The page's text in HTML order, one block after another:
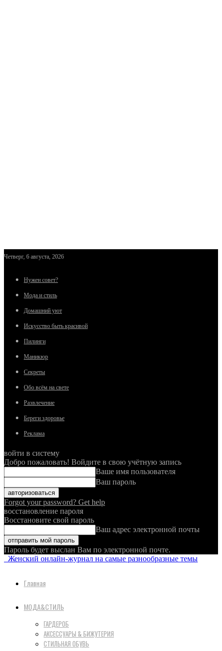
Четверг, 6 августа, 2026
Нужен совет?
Мода и стиль
Домашний уют
Искусство быть красивой
Пилинги
Маникюр
Секреты
Обо всём на свете
Развлечение
Береги здоровье
Реклама
войти в систему
Добро пожаловать! Войдите в свою учётную запись
Ваше имя пользователя
Ваш пароль
Forgot your password? Get help
восстановление пароля
Восстановите свой пароль
Ваш адрес электронной почты
Пароль будет выслан Вам по электронной почте.
Женский онлайн-журнал на самые разнообразные темы
Главная
МОДА&СТИЛЬ
ГАРДЕРОБ
АКСЕССУАРЫ & БИЖУТЕРИЯ
СТИЛЬНАЯ ОБУВЬ